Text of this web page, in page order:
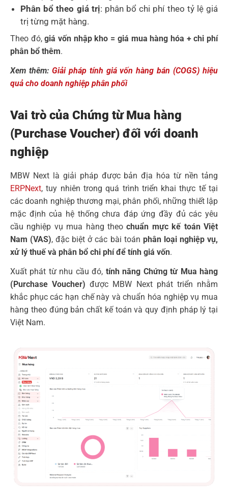
Phân bổ theo giá trị: phân bổ chi phí theo tỷ lệ giá
trị từng mặt hàng.
Theo đó,giá vốn nhập kho = giá mua hàng hóa + chi phí
phân bổ thêm.
Xem thêm: Giải pháp tính giá vốn hàng bán (COGS) hiệu
quả cho doanh nghiệp phân phối
Vai trò của Chứng từ Mua hàng
(Purchase Voucher) đối với doanh
nghiệp
MBW Next là giải pháp được bản địa hóa từ nền tảng
ERPNext, tuy nhiên trong quá trình triển khai thực tế tại
các doanh nghiệp thương mại, phân phối, những thiết lập
mặc định của hệ thống chưa đáp ứng đầy đủ các yêu
cầu nghiệp vụ mua hàng theochuẩn mực kế toán Việt
Nam (VAS), đặc biệt ở các bài toán phân loại nghiệp vụ,
xử lý thuế và phân bổ chi phí để tính giá vốn.
Xuất phát từ nhu cầu đó, tính năng Chứng từ Mua hàng
(Purchase Voucher) được MBW Next phát triển nhằm
khắc phục các hạn chế này và chuẩn hóa nghiệp vụ mua
hàng theo đúng bản chất kế toán và quy định pháp lý tại
Việt Nam.